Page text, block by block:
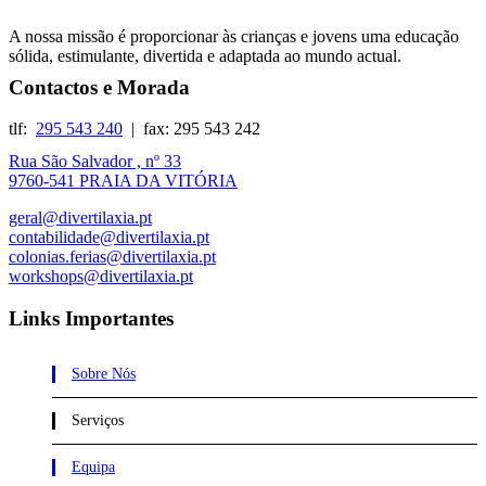
A nossa missão é proporcionar às crianças e jovens uma educação
sólida, estimulante, divertida e adaptada ao mundo actual.
Contactos e Morada
tlf: 295 543 240 | fax: 295 543 242
Rua São Salvador , nº 33
9760-541 PRAIA DA VITÓRIA
geral@divertilaxia.pt
contabilidade@divertilaxia.pt
colonias.ferias@divertilaxia.pt
workshops@divertilaxia.pt
Links Importantes
Sobre Nós
Serviços
Equipa